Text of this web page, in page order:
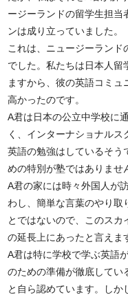
ージーランドの留学生担当
ンは成り立っていました。
これは、ニュージーランド
でした。私たちは日本人留
ますから、彼の英語コミ
高かったのです。
A君は日本の公立中学校に
く、インターナショナル
英語の勉強はしているそう
めの特別が塾ではありませ
A君の家には時々外国人が
わし、簡単な言葉のやり取
とではないので、このスカ
の延長上にあったと言えま
A君は特に学校で学ぶ英語
のための準備が徹底してい
と自ら認めています。し